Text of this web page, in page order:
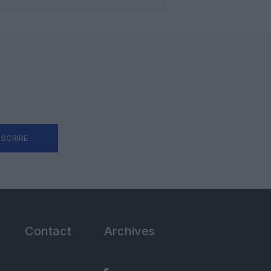
Contact Archives